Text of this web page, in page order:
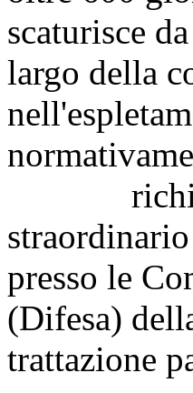
scaturisce
largo della
presso le
(Difesa)
trattazione